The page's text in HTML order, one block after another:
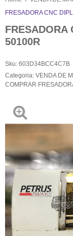
FRESADORA CNC
FRESADORA
50100R
Sku: 603D34BCC4C7B
Categoria: VENDA DE
COMPRAR